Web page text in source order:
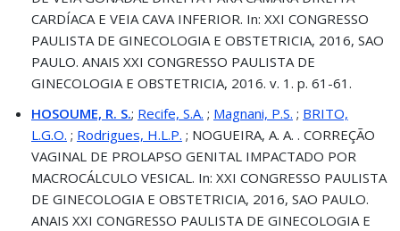
CARDÍACA E VEIA CAVA INFERIOR. In: XXI CONGRESSO
PAULISTA DE GINECOLOGIA E OBSTETRICIA, 2016, SAO
PAULO. ANAIS XXI CONGRESSO PAULISTA DE
GINECOLOGIA E OBSTETRICIA, 2016. v. 1. p. 61-61.
HOSOUME, R. S.; Recife, S.A. ; Magnani, P.S. ; BRITO,
L.G.O. ; Rodrigues, H.L.P. ; NOGUEIRA, A. A. . CORREÇÃO
VAGINAL DE PROLAPSO GENITAL IMPACTADO POR
MACROCÁLCULO VESICAL. In: XXI CONGRESSO PAULISTA
DE GINECOLOGIA E OBSTETRICIA, 2016, SAO PAULO.
ANAIS XXI CONGRESSO PAULISTA DE GINECOLOGIA E